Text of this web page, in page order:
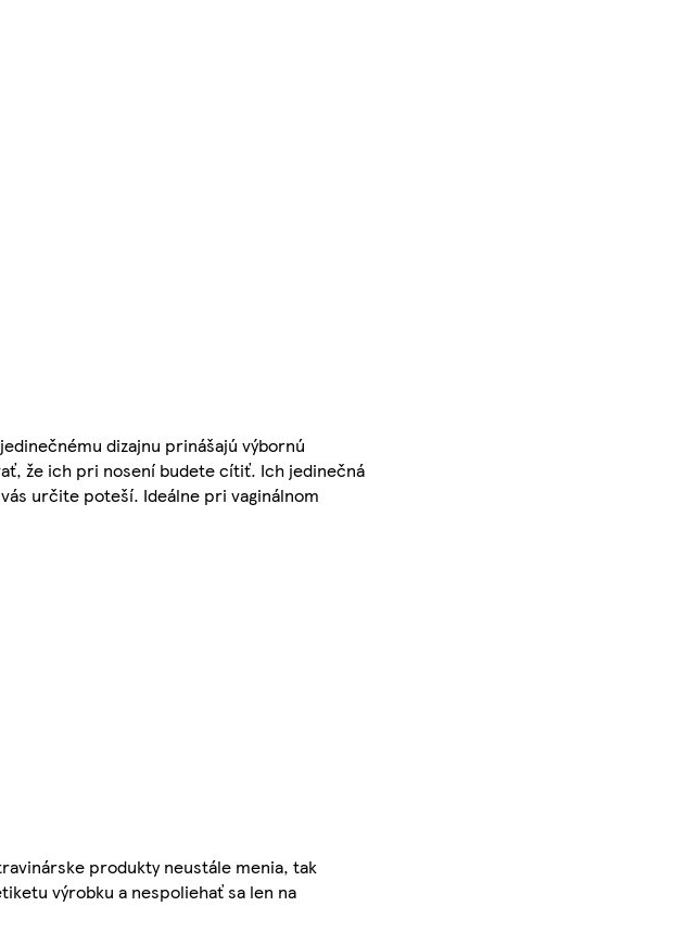
dizajnu prinášajú výbornú
že ich pri nosení budete cítiť. Ich jedinečná
určite poteší. Ideálne pri vaginálnom
produkty neustále menia, tak
výrobku a nespoliehať sa len na